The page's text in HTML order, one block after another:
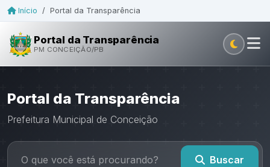
Início / Portal da Transparência
Portal da Transparência
PM CONCEIÇÃO/PB
Portal da Transparência
Prefeitura Municipal de Conceição
Buscar